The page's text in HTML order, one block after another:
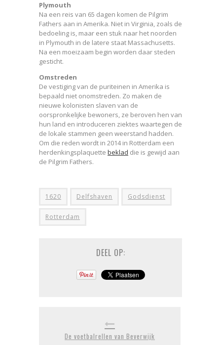
Plymouth
Na een reis van 65 dagen komen de Pilgrim
Fathers aan in Amerika. Niet in Virginia, zoals de
bedoeling is, maar een stuk naar het noorden
in Plymouth in de latere staat Massachusetts.
Na een moeizaam begin worden daar steden
gesticht.
Omstreden
De vestiging van de puriteinen in Amerika is
bepaald niet onomstreden. Zo maken de
nieuwe kolonisten slaven van de
oorspronkelijke bewoners, ze beroven hen van
hun land en introduceren ziektes waartegen de
de lokale stammen geen weerstand hadden.
Om die reden wordt in 2014 in Rotterdam een
herdenkingsplaquette beklad die is gewijd aan
de Pilgrim Fathers.
1620 Delfshaven Godsdienst
Rotterdam
DEEL OP:
De voetbalrellen van Beverwijk